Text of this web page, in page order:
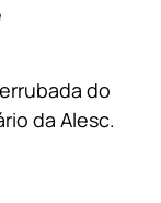
do
da Alesc.